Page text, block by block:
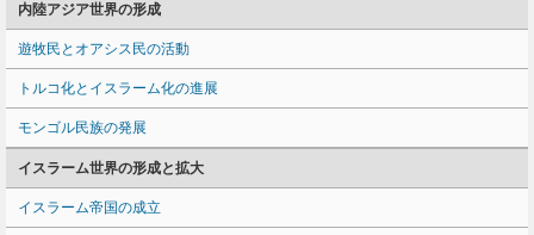
内陸アジア世界の形成
遊牧民とオアシス民の活動
トルコ化とイスラーム化の進展
モンゴル民族の発展
イスラーム世界の形成と拡大
イスラーム帝国の成立